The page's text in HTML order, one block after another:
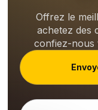
Offrez le
achetez des
confiez-nous